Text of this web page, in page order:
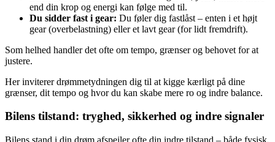
end din krop og energi kan følge med til.
Du sidder fast i gear: Du føler dig fastlåst – enten i et højt
gear (overbelastning) eller et lavt gear (for lidt fremdrift).
Som helhed handler det ofte om tempo, grænser og behovet for at
justere.
Her inviterer drømmetydningen dig til at kigge kærligt på dine
grænser, dit tempo og hvor du kan skabe mere ro og indre balance.
Bilens tilstand: tryghed, sikkerhed og indre signaler
Bilens stand i din drøm afspejler ofte din indre tilstand – både fysisk,